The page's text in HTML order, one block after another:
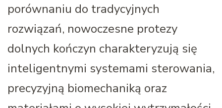
porównaniu do tradycyjnych
rozwiązań, nowoczesne protezy
dolnych kończyn charakteryzują się
inteligentnymi systemami sterowania,
precyzyjną biomechaniką oraz